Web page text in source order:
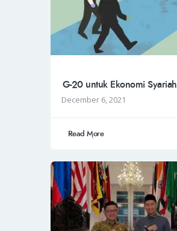
G-20 untuk Ekonomi Syariah
December 6, 2021
Read More